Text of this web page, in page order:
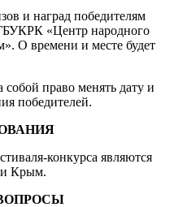
и наград победителям
«Центр народного
О времени и месте будет
собой право менять дату и
победителей.
конкурса являются
Крым.